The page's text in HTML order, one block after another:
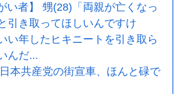
い者】 甥(28)「両親が亡くなっ
引き取ってほしいんですけ
い年したヒキニートを引き取ら
んだ...
日本共産党の街宣車、ほんと碌で